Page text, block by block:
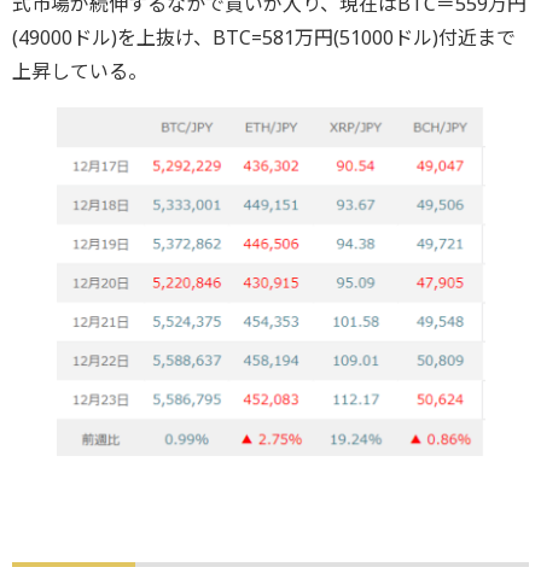
(49000ドル)を上抜け、BTC=581万円(51000ドル)付近まで
上昇している。